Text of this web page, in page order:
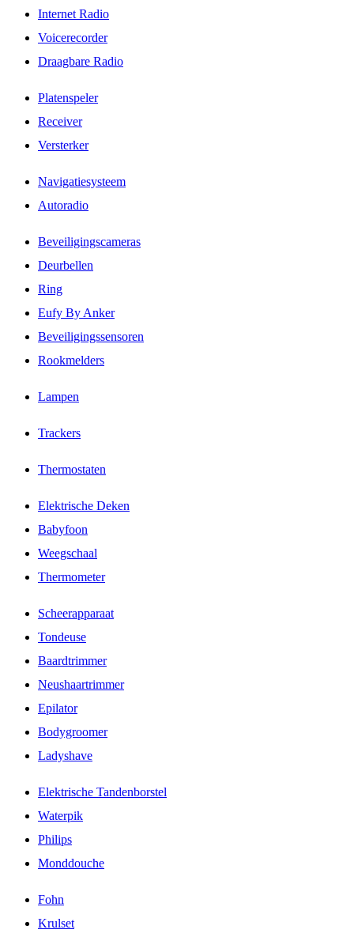
Internet Radio
Voicerecorder
Draagbare Radio
Platenspeler
Receiver
Versterker
Navigatiesysteem
Autoradio
Beveiligingscameras
Deurbellen
Ring
Eufy By Anker
Beveiligingssensoren
Rookmelders
Lampen
Trackers
Thermostaten
Elektrische Deken
Babyfoon
Weegschaal
Thermometer
Scheerapparaat
Tondeuse
Baardtrimmer
Neushaartrimmer
Epilator
Bodygroomer
Ladyshave
Elektrische Tandenborstel
Waterpik
Philips
Monddouche
Fohn
Krulset